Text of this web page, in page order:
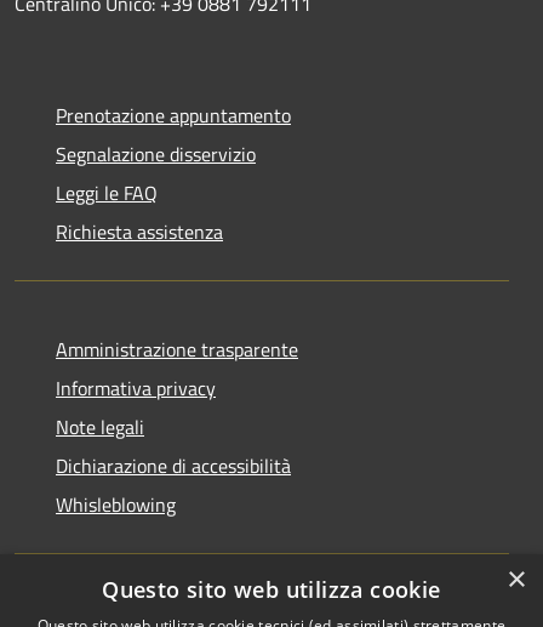
Prenotazione appuntamento
Segnalazione disservizio
Leggi le FAQ
Richiesta assistenza
Amministrazione trasparente
Informativa privacy
Note legali
Dichiarazione di accessibilità
Whisleblowing
×
Questo sito web utilizza cookie